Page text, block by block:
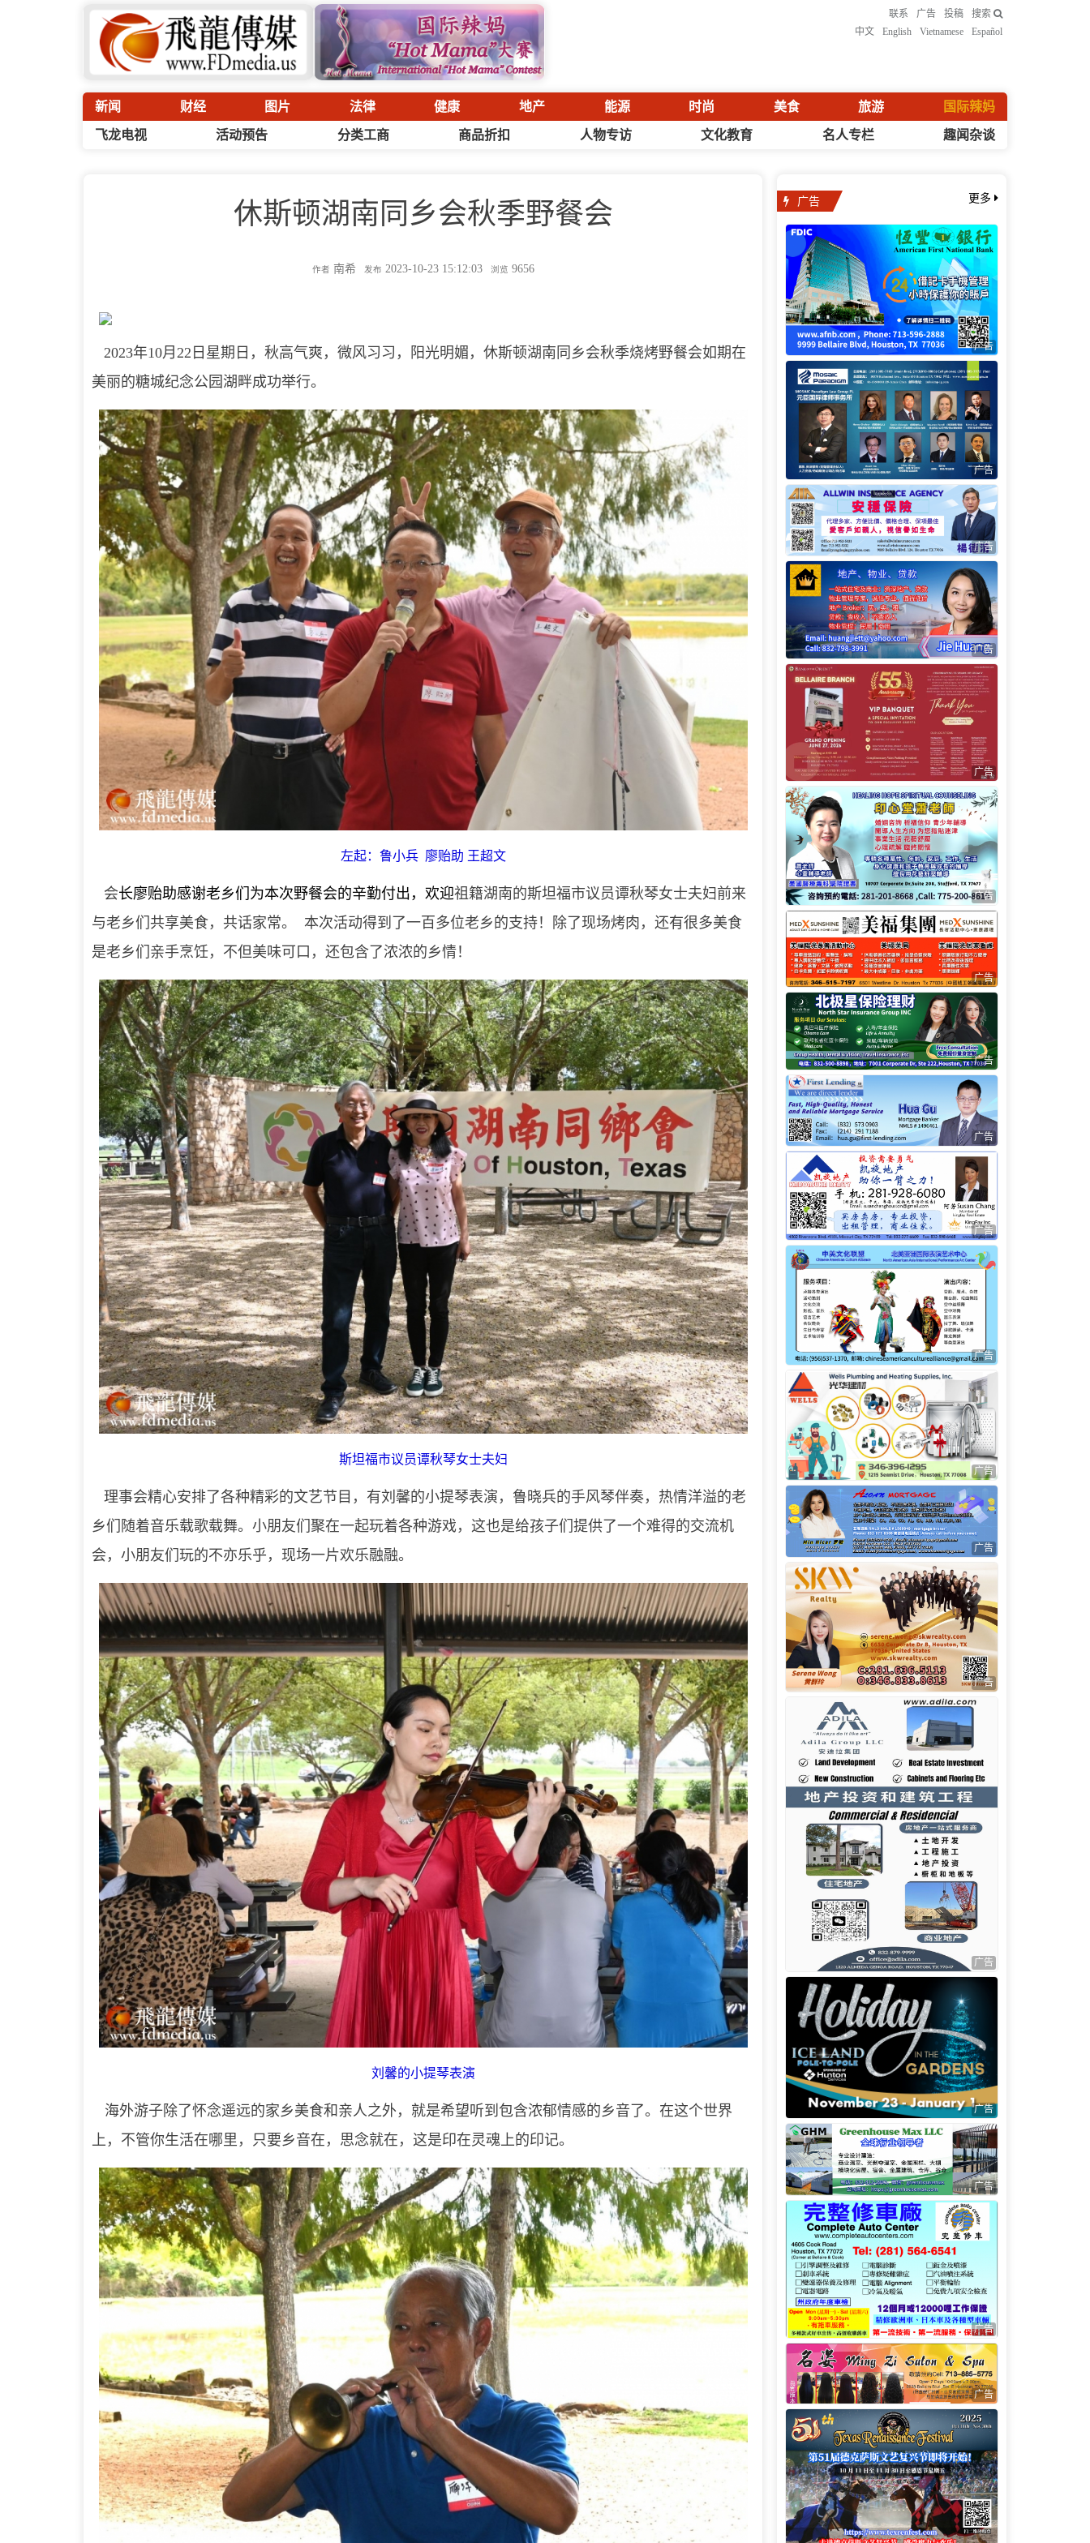
联系 广告 投稿
搜索
中文
English Vietnamese Español
新闻 财经 图片 法律 健康 地产 能源 时尚 美食 旅游 国际辣妈
飞龙电视 活动预告 分类工商 商品折扣 人物专访 文化教育 名人专栏 趣闻杂谈
休斯顿湖南同乡会秋季野餐会
作者 南希 发布 2023-10-23 15:12:03 浏览 9656
2023年10月22日星期日，秋高气爽，微风习习，阳光明媚，休斯顿湖南同乡会秋季烧烤野餐会如期在
美丽的糖城纪念公园湖畔成功举行。
左起：鲁小兵 廖贻助 王超文
会长廖贻助感谢老乡们为本次野餐会的辛勤付出，欢迎祖籍湖南的斯坦福市议员谭秋琴女士夫妇前来
与老乡们共享美食，共话家常。 本次活动得到了一百多位老乡的支持！除了现场烤肉，还有很多美食
是老乡们亲手烹饪，不但美味可口，还包含了浓浓的乡情！
斯坦福市议员谭秋琴女士夫妇
理事会精心安排了各种精彩的文艺节目，有刘馨的小提琴表演，鲁晓兵的手风琴伴奏，热情洋溢的老
乡们随着音乐载歌载舞。小朋友们聚在一起玩着各种游戏，这也是给孩子们提供了一个难得的交流机
会，小朋友们玩的不亦乐乎，现场一片欢乐融融。
刘馨的小提琴表演
海外游子除了怀念遥远的家乡美食和亲人之外，就是希望听到包含浓郁情感的乡音了。在这个世界
上，不管你生活在哪里，只要乡音在，思念就在，这是印在灵魂上的印记。
广告 更多
广告
广告
广告
广告
广告
广告
广告
广告
广告
广告
广告
广告
广告
广告
广告
广告
广告
广告
广告